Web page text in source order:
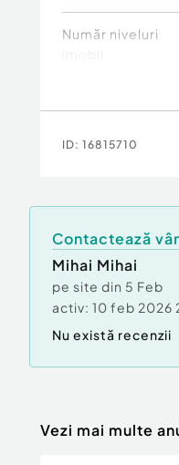
Confort:1
Număr niveluri
ID: 16815710
Contactează
Mihai Mihai
pe site din 5 Feb
activ: 10 feb 2026
Nu există recenzii
Vezi mai multe